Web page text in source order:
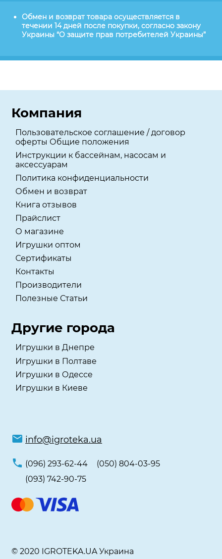
Обмен и возврат товара осуществляется в
течении 14 дней после покупки, согласно закону
Украины “О защите прав потребителей Украины”
Компания
Пользовательское соглашение / договор
оферты Общие положения
Инструкции к бассейнам, насосам и
аксессуарам
Политика конфиденциальности
Обмен и возврат
Книга отзывов
Прайслист
О магазине
Игрушки оптом
Сертификаты
Контакты
Производители
Полезные Статьи
Другие города
Игрушки в Днепре
Игрушки в Полтаве
Игрушки в Одессе
Игрушки в Киеве
info@igroteka.ua
(096) 293-62-44
(050) 804-03-95
(093) 742-90-75
© 2020 IGROTEKA.UA Украина